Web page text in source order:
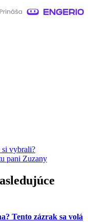
si vybrali?
pani Zuzany
Tento zázrak sa volá